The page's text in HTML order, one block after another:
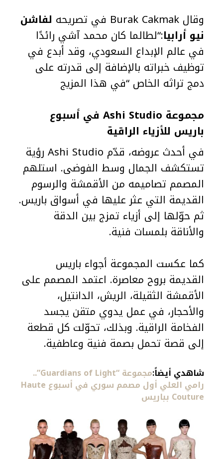
وقال Burak Cakmak في تصريحه
لفاشن
نيو أرابيا:“لطالما كان محمد آشي رائدًا
في عالم الإبداع السعودي، وقد أبدع في
توظيف خبراته بالإضافة إلى قدرته على
دمج تراثه الخاص “في هذا المزيج
مجموعة Ashi Studio في أسبوع
باريس للأزياء الراقية
في أحدث عروضه، قدّم Ashi Studio رؤية
تستكشف الجمال وسط الفوضى. استلهم
المصمم تصاميمه من الأقمشة والرسوم
القديمة التي عثر عليها في أسواق باريس.
ثم حوّلها إلى أزياء تمزج بين الدقة
والأناقة بلمسات فنية.
كما عكست المجموعة أجواء باريس
القديمة بروح معاصرة. اعتمد المصمم على
الأقمشة الثقيلة، الريش، الدانتيل،
والأحجار، في عمل يدوي متقن يجسد
الفخامة الراقية. وبذلك، تحوّلت كل قطعة
إلى قصة تحمل بصمة فنية وعاطفية.
شاهدي أيضاً: مجموعة “Guardians of Light”..
رامي العلي أول مصمم سوري في أسبوع Haute
Couture بباريس